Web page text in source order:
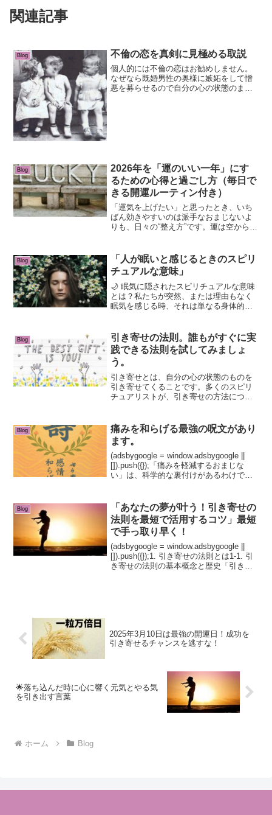
関連記事
Blog 不倫の恋を真剣に見極める取説
個人的には不倫の恋はお勧めしません。
なぜなら既婚男性の奥様に嫉妬をして憎
悪を募らせるので自分の心の状態のまま
Blog
2026年を「運のいい一年」にす
るための心得と過ごし方（毎日で
きる開運ルーティン付き）
「運気を上げたい」と思ったとき、いち
ばん効きやすいのは派手なおまじないよ
りも、日々の“整え方”です。運は空から降
いもの。2026年を心地よく、運気よく過
ごすために、今日...
Blog
「人が眠いと感じるときのスピリ
チュアルな意味」
🌙 眠気に隠されたスピリチュアルな意味
とは？私たちが突然、または理由もなく
眠気を感じる時、それは単なる身体的な
に、あまり語られない詳細な意味を挙げ
ます。 (adsbygo...
Blog
引き寄せの法則。誰もがすぐに実
践できる法則を試してみましょ
う。
引き寄せとは、自分の心の状態のものを
引き寄せてくることです。多くのスピリ
チュアリストが、引き寄せの方法につい
とは、心の状態のものを引き寄せてくる
ということです。どんなに...
Blog
痛みを和らげる最強の呪文があり
ます。
(adsbygoogle = window.adsbygoogle ||
[]).push({});「痛みを軽減するおまじな
い」は、科学的な裏付けがあるわけでは
ちや集中...
Blog
「あなたの夢が叶う！引き寄せの
法則を最短で活用するコツ」最短
で手っ取り早く！
(adsbygoogle = window.adsbygoogle ||
[]).push({});1. 引き寄せの法則とは1-1. 引
き寄せの法則の基本概念と歴史「引き寄
2025年3月10日は最強の開運日！成功を
引き寄せるチャンスを逃すな！
🌟落ち込んだ時に心に響く元気とやる気
を引き出す言葉
ホーム Blog